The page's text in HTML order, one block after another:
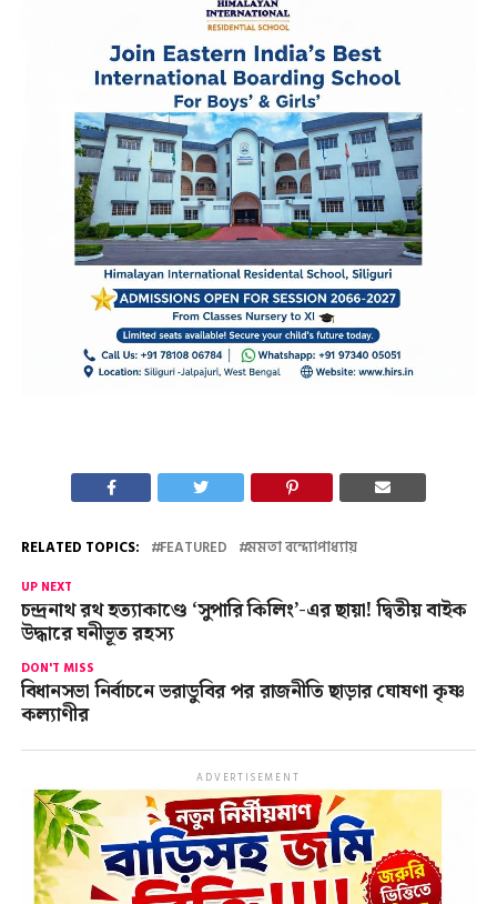
RELATED TOPICS: FEATURED মমতা বন্দ্যোপাধ্যায়
UP NEXT
চন্দ্রনাথ রথ হত্যাকাণ্ডে ‘সুপারি কিলিং’-এর ছায়া! দ্বিতীয় বাইক
উদ্ধারে ঘনীভূত রহস্য
DON'T MISS
বিধানসভা নির্বাচনে ভরাডুবির পর রাজনীতি ছাড়ার ঘোষণা কৃষ্ণ
কল্যাণীর
ADVERTISEMENT